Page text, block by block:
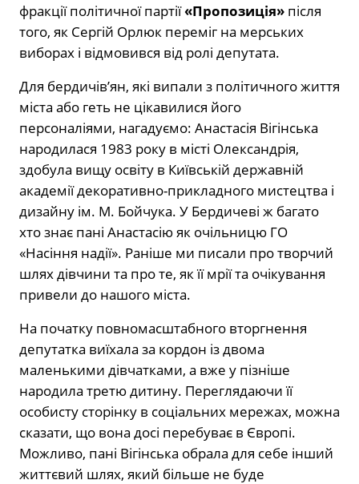
фракції політичної партії«Пропозиція» після
того, як Сергій Орлюк переміг на мерських
виборах і відмовився від ролі депутата.
Для бердичів’ян, які випали з політичного життя
міста або геть не цікавилися його
персоналіями, нагадуємо: Анастасія Вігінська
народилася 1983 року в місті Олександрія,
здобула вищу освіту в Київській державній
академії декоративно-прикладного мистецтва і
дизайну ім. М. Бойчука. У Бердичеві ж багато
хто знає пані Анастасію як очільницю ГО
«Насіння надії». Раніше ми писали про творчий
шлях дівчини та про те, як її мрії та очікування
привели до нашого міста.
На початку повномасштабного вторгнення
депутатка виїхала за кордон із двома
маленькими дівчатками, а вже у пізніше
народила третю дитину. Переглядаючи її
особисту сторінку в соціальних мережах, можна
сказати, що вона досі перебуває в Європі.
Можливо, пані Вігінська обрала для себе інший
життєвий шлях, який більше не буде